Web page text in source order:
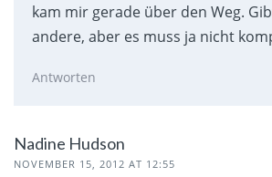
kam mir gerade über den Weg.
andere, aber es muss ja nicht
Antworten
Nadine Hudson
NOVEMBER 15, 2012 AT 12:55